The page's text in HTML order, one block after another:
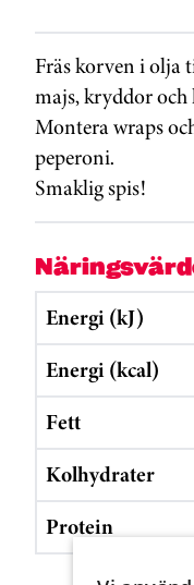
Fräs korven i olja
majs, kryddor och
Montera wraps
peperoni.
Smaklig spis!
Energi (kJ)
Energi (kcal)
Fett
Kolhydrater
Protein